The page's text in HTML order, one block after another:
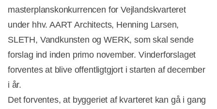
masterplanskonkurrencen for Vejlandskvarteret
under hhv. AART Architects, Henning Larsen,
SLETH, Vandkunsten og WERK, som skal sende
forslag ind inden primo november. Vinderforslaget
forventes at blive offentligtgjort i starten af december
i år.
Det forventes, at byggeriet af kvarteret kan gå i gang